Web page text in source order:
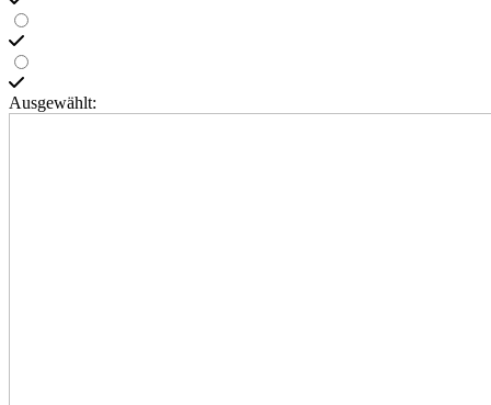
Ausgewählt: